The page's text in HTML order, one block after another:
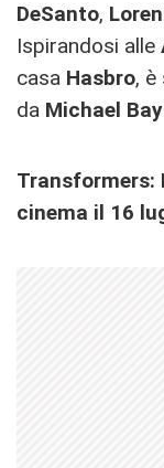
DeSanto,
Ispirandosi alle
casa Hasbro,
da Michael Bay
Transformers:
cinema il 16